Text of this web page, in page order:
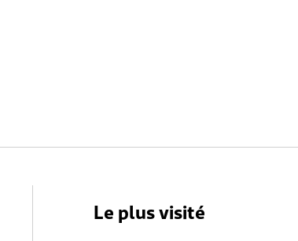
Le plus visité